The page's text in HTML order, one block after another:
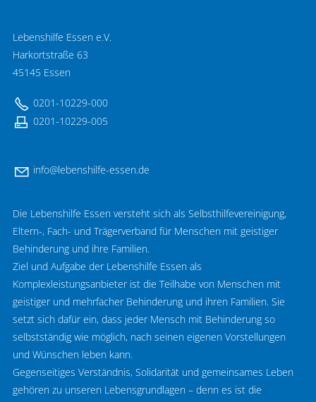
Lebenshilfe Essen e.V.
Harkortstraße 63
45145 Essen
0201-10229-000
0201-10229-005
nf l b nsh lf - ss nd
Die Lebenshilfe Essen versteht sich als Selbsthilfevereinigung,
Eltern-, Fach- und Trägerverband für Menschen mit geistiger
Behinderung und ihre Familien.
Ziel und Aufgabe der Lebenshilfe Essen als
Komplexleistungsanbieter ist die Teilhabe von Menschen mit
geistiger und mehrfacher Behinderung und ihren Familien. Sie
setzt sich dafür ein, dass jeder Mensch mit Behinderung so
selbstständig wie möglich, nach seinen eigenen Vorstellungen
und Wünschen leben kann.
Gegenseitiges Verständnis, Solidarität und gemeinsames Leben
gehören zu unseren Lebensgrundlagen – denn es ist die